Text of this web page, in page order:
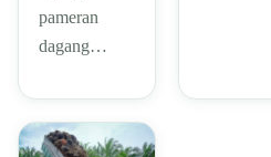
pameran
dagang…